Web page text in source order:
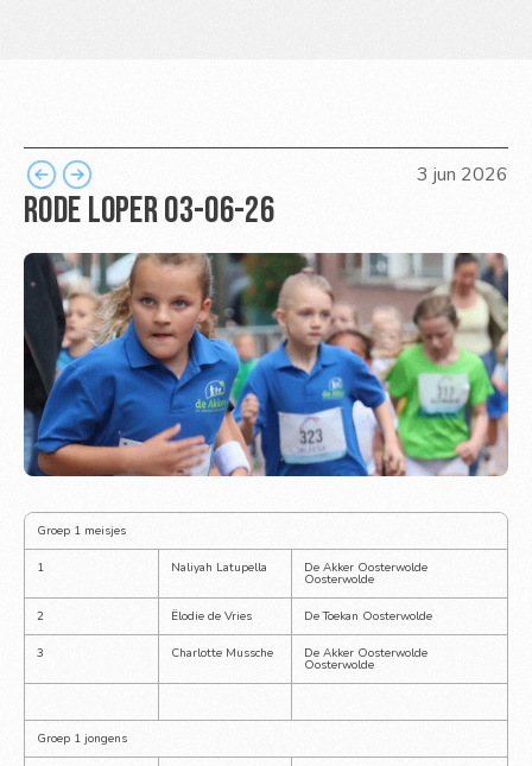
3 jun 2026
Rode Loper 03-06-26
Groep 1 meisjes
1 Naliyah Latupella De Akker Oosterwolde
Oosterwolde
2 Ëlodie de Vries De Toekan Oosterwolde
3 Charlotte Mussche De Akker Oosterwolde
Oosterwolde
Groep 1 jongens